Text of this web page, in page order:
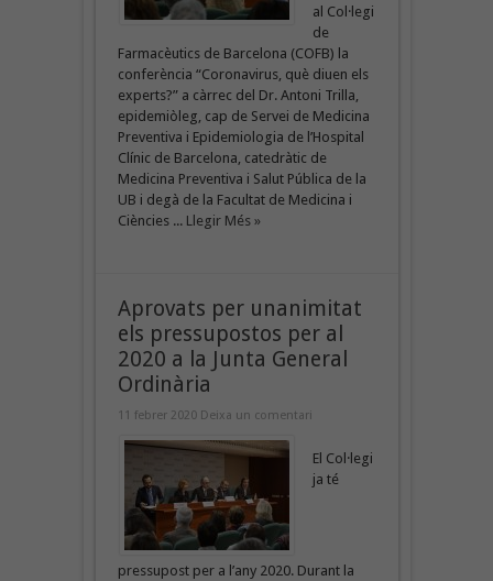
al Col·legi
de
Farmacèutics de Barcelona (COFB) la
conferència “Coronavirus, què diuen els
experts?” a càrrec del Dr. Antoni Trilla,
epidemiòleg, cap de Servei de Medicina
Preventiva i Epidemiologia de l’Hospital
Clínic de Barcelona, catedràtic de
Medicina Preventiva i Salut Pública de la
UB i degà de la Facultat de Medicina i
Ciències ... Llegir Més »
Aprovats per unanimitat
els pressupostos per al
2020 a la Junta General
Ordinària
11 febrer 2020 Deixa un comentari
El Col·legi
ja té
pressupost per a l’any 2020. Durant la